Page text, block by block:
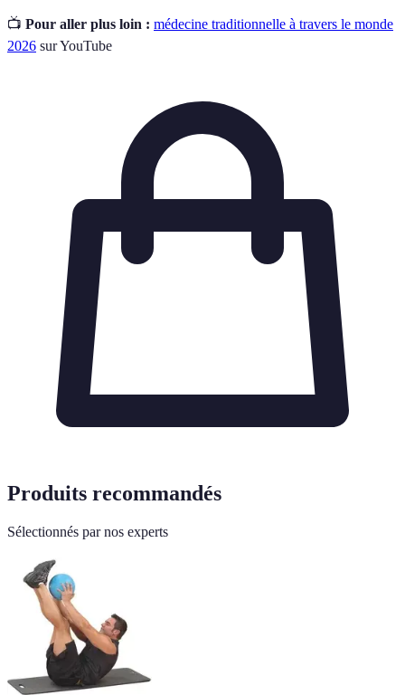
📺 Pour aller plus loin : médecine traditionnelle à travers le monde
2026 sur YouTube
Produits recommandés
Sélectionnés par nos experts